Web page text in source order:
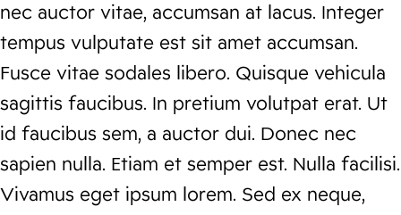
nec auctor vitae, accumsan at lacus. Integer
tempus vulputate est sit amet accumsan.
Fusce vitae sodales libero. Quisque vehicula
sagittis faucibus. In pretium volutpat erat. Ut
id faucibus sem, a auctor dui. Donec nec
sapien nulla. Etiam et semper est. Nulla facilisi.
Vivamus eget ipsum lorem. Sed ex neque,